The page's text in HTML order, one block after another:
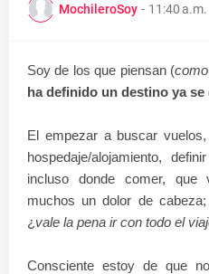
MochileroSoy - 11:40 a.m.
Soy de los que piensan (
ha definido un destino ya
El empezar a buscar
hospedaje/alojamiento,
incluso donde comer, que
muchos un dolor de
¿ vale la pena ir con todo el
Consciente estoy de que no